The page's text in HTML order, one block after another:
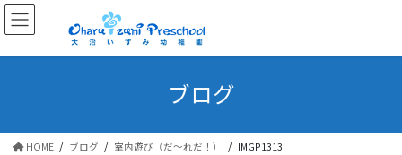
ブログ
HOME ブログ 室内遊び（だ～れだ！） IMGP1313